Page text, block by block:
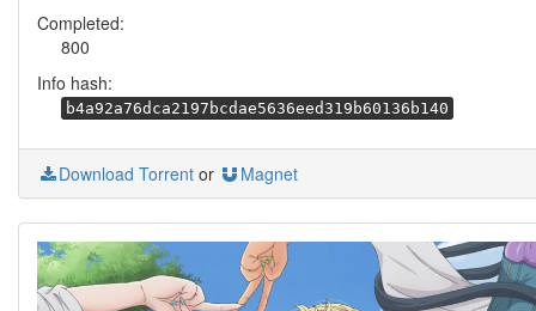
Completed:
800
Info hash:
b4a92a76dca2197bcdae5636eed319b60136b140
Download Torrent or Magnet